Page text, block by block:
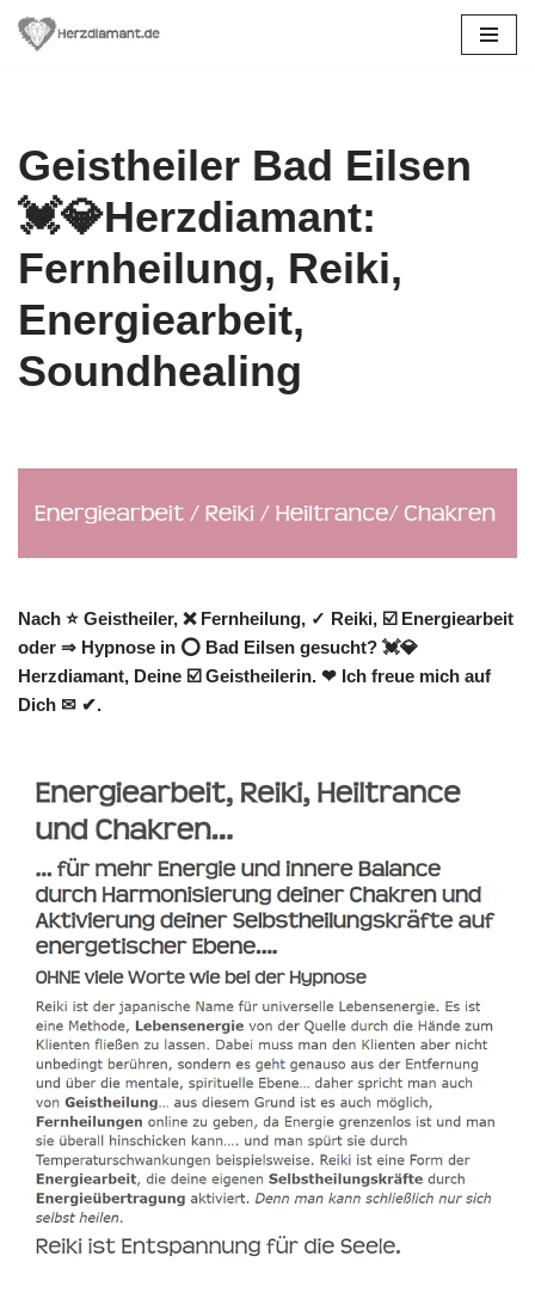
Geistheiler Bad Eilsen
💓️💎Herzdiamant:
Fernheilung, Reiki,
Energiearbeit,
Soundhealing
Nach ⭐ Geistheiler, ❌ Fernheilung, ✓ Reiki, ☑️ Energiearbeit
oder ⇒ Hypnose in ⭕ Bad Eilsen gesucht? 💓️💎
Herzdiamant, Deine ☑️ Geistheilerin. ❤ Ich freue mich auf
Dich ✉ ✔.